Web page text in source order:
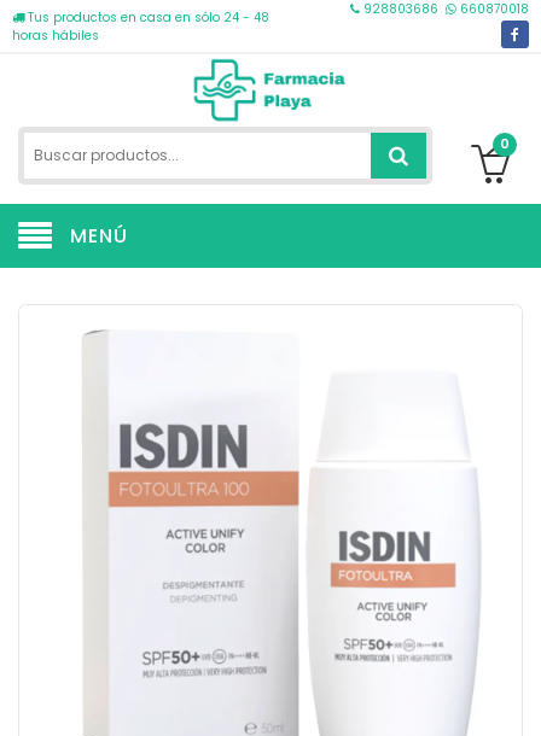
Tus productos en casa en sólo 24 - 48
horas hábiles
928803686 660870018
0
MENÚ